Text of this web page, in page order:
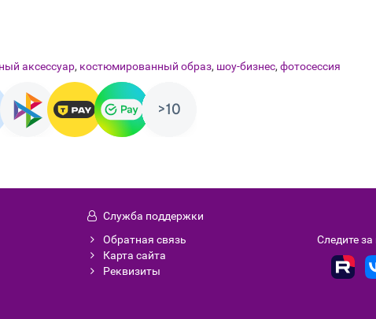
аксессуар, костюмированный образ, шоу-бизнес, фотосессия
Служба поддержки
Обратная связь
Карта сайта
Реквизиты
Следите